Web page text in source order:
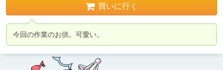
買いに行く
今回の作業のお供。可愛い。